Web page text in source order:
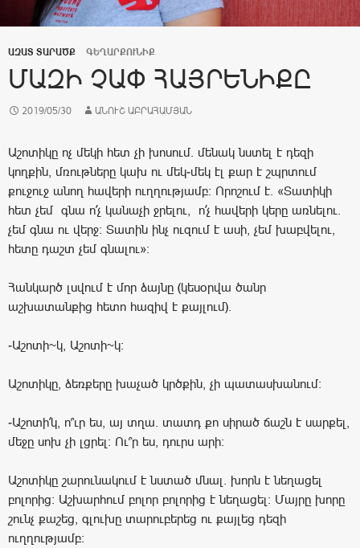
ԱԶԱՏ ՏԱՐԱԾՔ ԳԵՂԱՐՔՈՒՆԻՔ
ՄԱԶԻ ՉԱՓ ՀԱՅՐԵՆԻՔԸ
2019/05/30 ԱՆՈՒՇ ԱԲՐԱՀԱՄՅԱՆ
Աշոտիկը ոչ մեկի հետ չի խոսում. մենակ նստել է դեզի
կողքին, մռութները կախ ու մեկ-մեկ էլ քար է շպրտում
քուջուջ անող հավերի ուղղությամբ։ Որոշում է. «Տատիկի
հետ չեմ գնա ո՛չ կանաչի ջրելու, ո՛չ հավերի կերը առնելու.
չեմ գնա ու վերջ։ Տատին ինչ ուզում է ասի, չեմ խաբվելու,
հետը դաշտ չեմ գնալու»:
Հանկարծ լսվում է մոր ձայնը (կեսօրվա ծանր
աշխատանքից հետո հազիվ է քայլում).
-Աշոտի~կ, Աշոտի~կ։
Աշոտիկը, ձեռքերը խաչած կրծքին, չի պատասխանում։
-Աշոտի՛կ, ո՞ւր ես, այ տղա. տատդ քո սիրած ճաշն է սարքել,
մեջը սոխ չի լցրել։ Ու՞ր ես, դուրս արի։
Աշոտիկը շարունակում է նստած մնալ. խորն է նեղացել
բոլորից։ Աշխարհում բոլոր բոլորից է նեղացել։ Մայրը խորը
շունչ քաշեց, գլուխը տարուբերեց ու քայլեց դեզի
ուղղությամբ։